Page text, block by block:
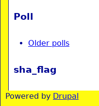
Poll
Older polls
sha_flag
Powered by Drupal